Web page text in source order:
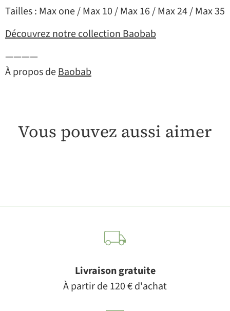
Tailles : Max one / Max 10 / Max 16 / Max 24 / Max 35
Découvrez notre collection Baobab
————
À propos deBaobab
Vous pouvez aussi aimer
Livraison gratuite
À partir de 120 € d'achat